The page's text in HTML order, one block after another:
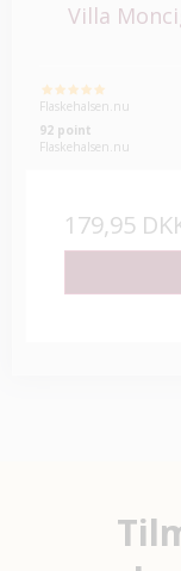
Villa
Flaskehalsen.nu
92 point
Flaskehalsen.nu
179,95